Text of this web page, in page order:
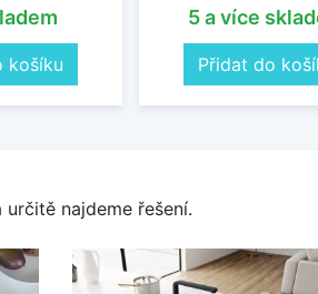
košíku
5 a více
Přidat do
najdeme řešení.